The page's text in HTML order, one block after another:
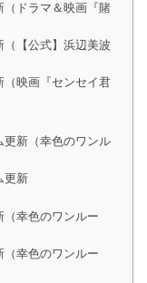
（ドラマ＆映画『賭
（【公式】浜辺美波
（映画『センセイ君
更新（幸色のワンル
更新
（幸色のワンルー
（幸色のワンルー